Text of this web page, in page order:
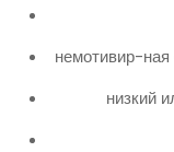
немотивир-
низкий